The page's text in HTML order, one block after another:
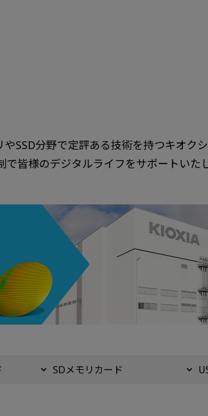
SSD分野で定評ある技術を持つキオク
皆様のデジタルライフをサポートいたし
SDメモリカード